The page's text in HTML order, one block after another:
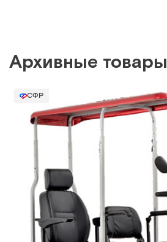
Архивные товары
СФР